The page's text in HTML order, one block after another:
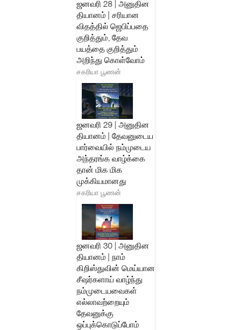
ஜனவரி 28 | அனுதின
தியானம் | சரியான
விதத்தில் ஜெபிப்பதை
குறித்தும், தேவ
பயத்தை குறித்தும்
அறிந்து கொள்வோம்
சகரியா பூணன்
ஜனவரி 29 | அனுதின
தியானம் | தேவனுடைய
பார்வையில் நம்முடைய
அந்தரங்க வாழ்க்கை
தான் மிக மிக
முக்கியமானது
சகரியா பூணன்
ஜனவரி 30 | அனுதின
தியானம் | நாம்
கிறிஸ்துவின் மெய்யான
சீஷர்களாய் வாழ்ந்து
நம்முடையவைகள்
எல்லாவற்றையும்
தேவனுக்கு
ஒப்புக்கொடுப்போம்